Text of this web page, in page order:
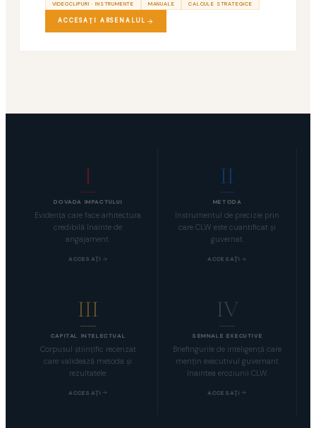
VIDEOCLIPURI · INSTRUMENTE MANUALE CALCULE STRATEGICE
ACCESAŢI ARSENALUL
I
DOVADA IMPACTULUI
Evidenţa care face arhitectura
credibilă înainte de
angajament.
ACCESAŢI
II
METODA
Instrumentul de precizie prin
care CLW este cuantificat şi
guvernat.
ACCESAŢI
III
CAPITAL INTELECTUAL
Corpusul ştiinţific recenzat
care validează metoda şi
rezultatele.
ACCESAŢI
IV
SEMNALE EXECUTIVE
Briefingurile de inteligenţă care
menţin executivul guvernant
înaintea eroziunii CLW.
ACCESAŢI